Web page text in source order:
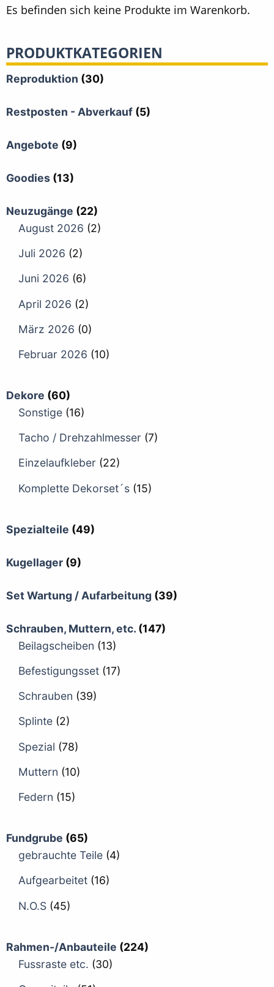
Es befinden sich keine Produkte im Warenkorb.
PRODUKTKATEGORIEN
Reproduktion (30)
Restposten - Abverkauf (5)
Angebote (9)
Goodies (13)
Neuzugänge (22)
August 2026 (2)
Juli 2026 (2)
Juni 2026 (6)
April 2026 (2)
März 2026 (0)
Februar 2026 (10)
Dekore (60)
Sonstige (16)
Tacho / Drehzahlmesser (7)
Einzelaufkleber (22)
Komplette Dekorset´s (15)
Spezialteile (49)
Kugellager (9)
Set Wartung / Aufarbeitung (39)
Schrauben, Muttern, etc. (147)
Beilagscheiben (13)
Befestigungsset (17)
Schrauben (39)
Splinte (2)
Spezial (78)
Muttern (10)
Federn (15)
Fundgrube (65)
gebrauchte Teile (4)
Aufgearbeitet (16)
N.O.S (45)
Rahmen-/Anbauteile (224)
Fussraste etc. (30)